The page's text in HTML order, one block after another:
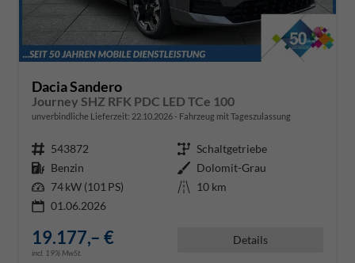
Dacia Sandero
Journey SHZ RFK PDC LED TCe 100
unverbindliche Lieferzeit: 22.10.2026 Fahrzeug mit Tageszulassung
Fahrzeugnr. 543872 Getriebe Schaltgetriebe
Kraftstoff Benzin Außenfarbe Dolomit-Grau
Leistung 74 kW (101 PS) Kilometerstand 10 km
01.06.2026
19.177,– €
incl. 19% MwSt.
Details